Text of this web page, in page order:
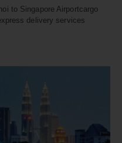
to Singapore Airportcargo
delivery services